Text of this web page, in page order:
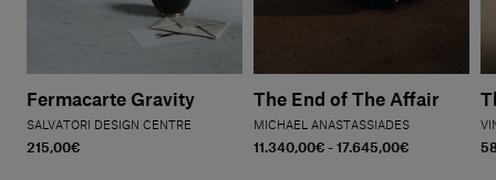
Fermacarte Gravity
SALVATORI DESIGN CENTRE
215,00€
The End of The Affair
MICHAEL ANASTASSIADES
11.340,00€ - 17.645,00€